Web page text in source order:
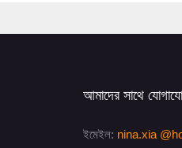
আমাদের সাথে
ইমেইল: nina.xia